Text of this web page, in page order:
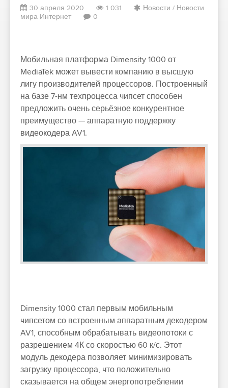
30 апреля 2020 1 031 Новости / Новости
мира Интернет
0
Мобильная платформа Dimensity 1000 от
MediaTek может вывести компанию в высшую
лигу производителей процессоров. Построенный
на базе 7-нм техпроцесса чипсет способен
предложить очень серьёзное конкурентное
преимущество — аппаратную поддержку
видеокодера AV1.
Dimensity 1000 стал первым мобильным
чипсетом со встроенным аппаратным декодером
AV1, способным обрабатывать видеопотоки с
разрешением 4К со скоростью 60 к/с. Этот
модуль декодера позволяет минимизировать
загрузку процессора, что положительно
сказывается на общем энергопотреблении